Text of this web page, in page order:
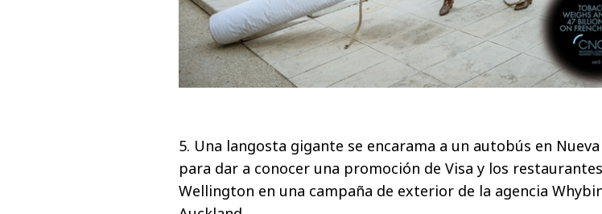
5. Una langosta gigante se encarama a un autobús en
para dar a conocer una promoción de Visa y los restaurantes
Wellington en una campaña de exterior de la agencia